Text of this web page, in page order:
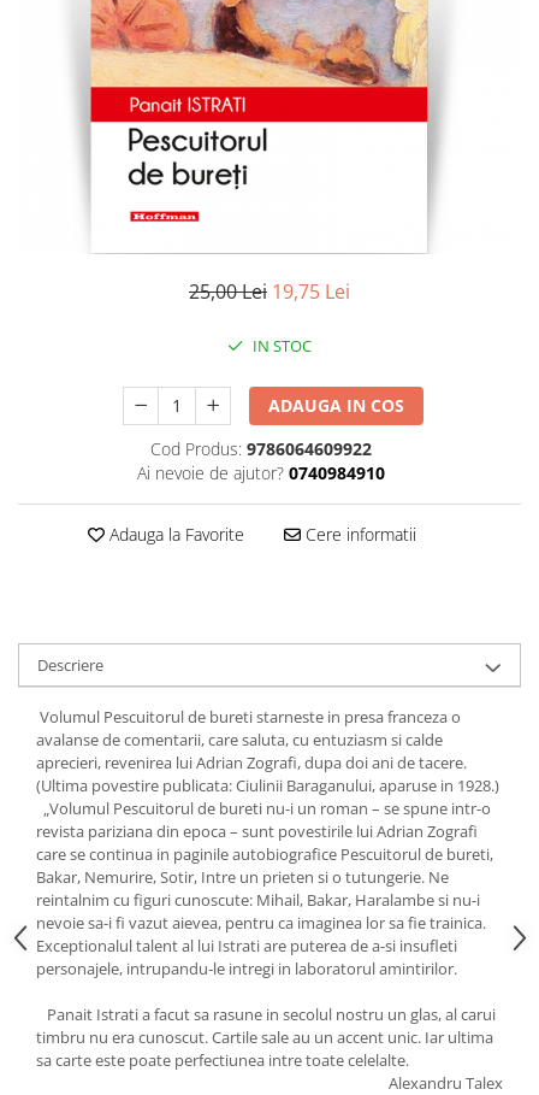
Literatura
Contemporana
Publicistica / Reportaje / Interviuri
Sociologie si filozofie
25,00 Lei 19,75 Lei
IN STOC
ADAUGA IN COS
Cod Produs: 9786064609922
Ai nevoie de ajutor? 0740984910
Adauga la Favorite Cere informatii
Descriere
Volumul Pescuitorul de bureti starneste in presa franceza o
avalanse de comentarii, care saluta, cu entuziasm si calde
aprecieri, revenirea lui Adrian Zografi, dupa doi ani de tacere.
(Ultima povestire publicata: Ciulinii Baraganului, aparuse in 1928.)
„Volumul Pescuitorul de bureti nu-i un roman – se spune intr-o
revista pariziana din epoca – sunt povestirile lui Adrian Zografi
care se continua in paginile autobiografice Pescuitorul de bureti,
Bakar, Nemurire, Sotir, Intre un prieten si o tutungerie. Ne
reintalnim cu figuri cunoscute: Mihail, Bakar, Haralambe si nu-i
nevoie sa-i fi vazut aievea, pentru ca imaginea lor sa fie trainica.
Exceptionalul talent al lui Istrati are puterea de a-si insufleti
personajele, intrupandu-le intregi in laboratorul amintirilor.
Panait Istrati a facut sa rasune in secolul nostru un glas, al carui
timbru nu era cunoscut. Cartile sale au un accent unic. Iar ultima
sa carte este poate perfectiunea intre toate celelalte.
Alexandru Talex